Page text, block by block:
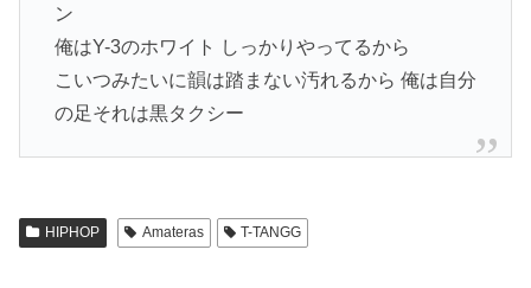
ン
俺はY-3のホワイト しっかりやってるから
こいつみたいに韻は踏まない汚れるから 俺は自分
の足それは黒タクシー
HIPHOP Amateras T-TANGG